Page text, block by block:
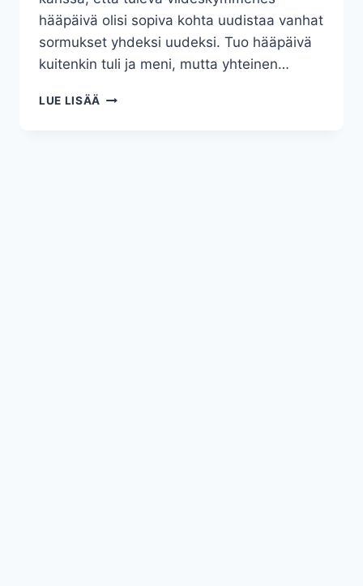
hääpäivä olisi sopiva kohta uudistaa vanhat
sormukset yhdeksi uudeksi. Tuo hääpäivä
kuitenkin tuli ja meni, mutta yhteinen…
LUE LISÄÄ 50